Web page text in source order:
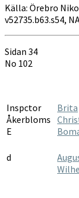
Källa: Örebro
v52735.b63.s54,
Sidan 34
No 102
Inspctor
Åkerbloms
E
Brita
d